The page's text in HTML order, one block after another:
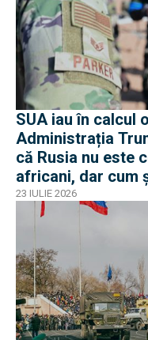
SUA iau în calcul
Administrația
că Rusia nu este
africani, dar cum
operaționale?
23 IULIE 2026